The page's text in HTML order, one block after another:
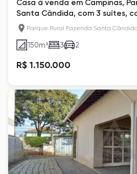
Casa à venda em Campinas,
Santa Cândida, com 3 suítes,
Parque Rural Fazenda Santa
150m² 3 2
R$ 1.150.000